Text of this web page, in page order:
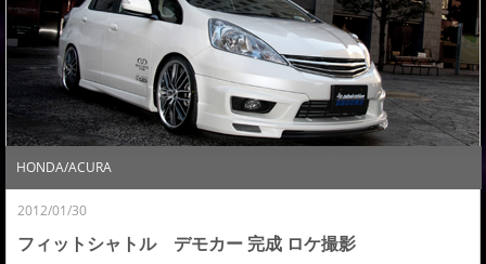
HONDA/ACURA
2012/01/30
フィットシャトル デモカー 完成 ロケ撮影